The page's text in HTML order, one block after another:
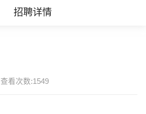
招聘详情
看次数:1549